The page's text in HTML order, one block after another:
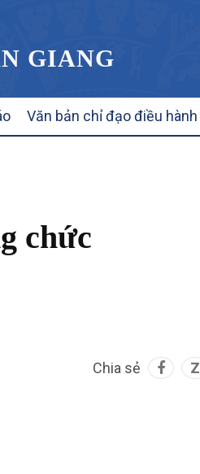
GIANG
Văn bản chỉ đạo điều hành
chức
Chia sẻ Z